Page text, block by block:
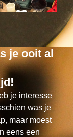
je ooit al
je interesse
was je
maar moest
eens een